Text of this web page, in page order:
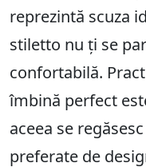
reprezintă scuza
stiletto nu ți se
confortabilă.
îmbină perfect
aceea se
preferate de